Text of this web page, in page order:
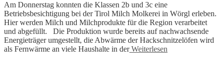
Am Donnerstag konnten die Klassen 2b und 3c eine
Betriebsbesichtigung bei der Tirol Milch Molkerei in Wörgl erleben.
Hier werden Milch und Milchprodukte für die Region verarbeitet
und abgefüllt. Die Produktion wurde bereits auf nachwachsende
Energieträger umgestellt, die Abwärme der Hackschnitzelöfen wird
als Fernwärme an viele Haushalte in derWeiterlesen